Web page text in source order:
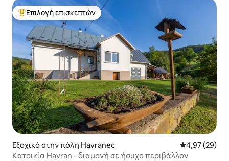
Κορυφαία επιλογή επισκεπτών
Επιλογή επισκεπτών
Εξοχικό στην πόλη Havranec Μέση
4,97 (29)
Κατοικία Havran - διαμονή σε ήσυχο περιβάλλον